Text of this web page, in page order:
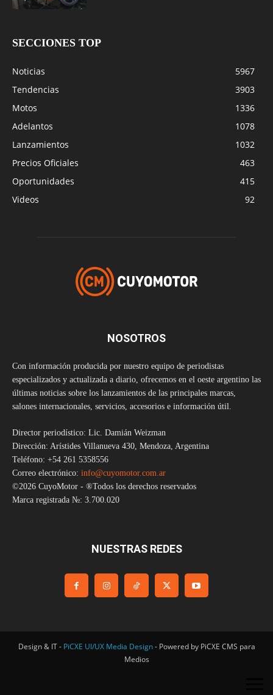
SECCIONES TOP
Noticias
5967
Tendencias
3903
Motos
1336
Adelantos
1078
Lanzamientos
1032
Precios Oficiales
463
Oportunidades
415
Videos
92
NOSOTROS
Con información producida por nuestro equipo de periodistas
especializados y actualizada a diario, ofrecemos en el oeste argentino las
últimas noticias sobre los lanzamientos de las principales marcas,
salones internacionales, servicios, accesorios e información útil.
Director periodístico: Lic. Damián Weizman
Dirección: Arístides Villanueva 430, Mendoza, Argentina
Teléfono: +54 261 5358556
Correo electrónico: info@cuyomotor.com.ar
©2026 CuyoMotor - ®Todos los derechos reservados
Marca registrada №: 3.700.020
NUESTRAS REDES
Design & IT - PiCXE UI/UX Media Design- Powered by PiCXE CMS para
Medios